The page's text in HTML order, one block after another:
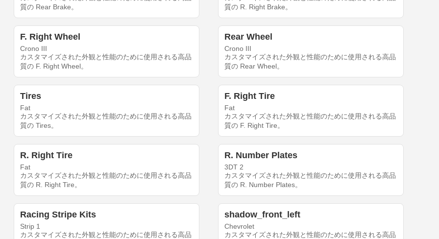
質の Rear Brake。
質の R. Right Brake。
F. Right Wheel
Crono III
カスタマイズされた外観と性能のために使用される高品
質の F. Right Wheel。
Rear Wheel
Crono III
カスタマイズされた外観と性能のために使用される高品
質の Rear Wheel。
Tires
Fat
カスタマイズされた外観と性能のために使用される高品
質の Tires。
F. Right Tire
Fat
カスタマイズされた外観と性能のために使用される高品
質の F. Right Tire。
R. Right Tire
Fat
カスタマイズされた外観と性能のために使用される高品
質の R. Right Tire。
R. Number Plates
3DT 2
カスタマイズされた外観と性能のために使用される高品
質の R. Number Plates。
Racing Stripe Kits
Strip 1
カスタマイズされた外観と性能のために使用される高品
shadow_front_left
Chevrolet
カスタマイズされた外観と性能のために使用される高品